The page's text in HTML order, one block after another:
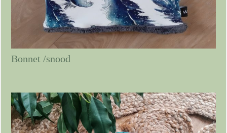
Bonnet /snood